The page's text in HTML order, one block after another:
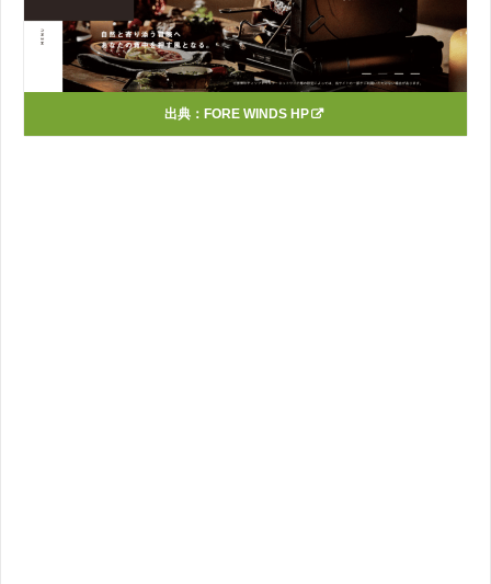
出典： FORE WINDS HP